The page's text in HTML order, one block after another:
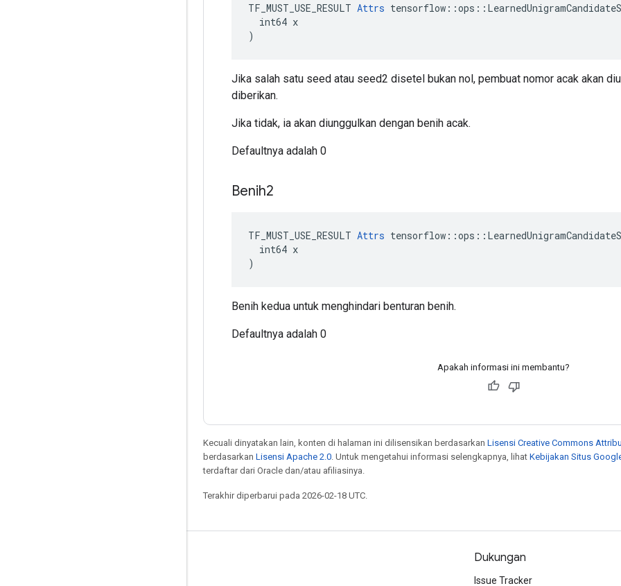
TF_MUST_USE_RESULT Attrs
  int64 x
)
Jika salah satu seed atau seed2 disetel bukan nol, pembuat nomor acak akan
diberikan.
Jika tidak, ia akan diunggulkan dengan benih acak.
Defaultnya adalah 0
Benih2
TF_MUST_USE_RESULT Attrs
  int64 x
)
Benih kedua untuk menghindari benturan benih.
Defaultnya adalah 0
Apakah informasi ini membantu?
Kecuali dinyatakan lain, konten di halaman ini dilisensikan berdasarkan Lisensi Creative Commons
berdasarkan Lisensi Apache 2.0 . Untuk mengetahui informasi selengkapnya, lihat Kebijakan Situs
terdaftar dari Oracle dan/atau afiliasinya.
Terakhir diperbarui pada 2026-02-18 UTC.
Dukungan
Issue Tracker